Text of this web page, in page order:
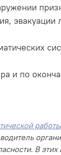
и по
В